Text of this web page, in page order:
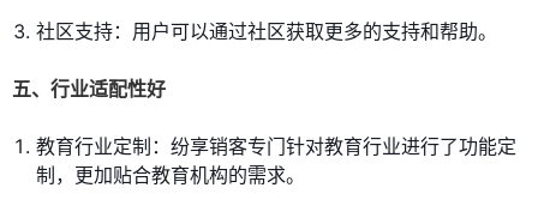
社区支持：用户可以通过社区获取更多的支持和帮助。
五、行业适配性好
教育行业定制：纷享销客专门针对教育行业进行了功能定
制，更加贴合教育机构的需求。